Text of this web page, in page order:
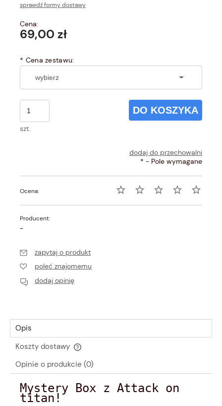
Cena nie zawiera ewentualnych kosztów płatności
sprawdź formy dostawy
Cena:
69,00 zł
* Cena zestawu:
szt.
DO KOSZYKA
dodaj do przechowalni
* - Pole wymagane
Ocena:
Producent:
-
zapytaj o produkt
poleć znajomemu
dodaj opinię
Opis
Koszty dostawy
Cena nie zawiera ewentualnych kosztów płatności
Opinie o produkcie (0)
Mystery Box z Attack on
titan!